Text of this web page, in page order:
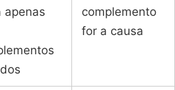
apenas
complemento
for a causa